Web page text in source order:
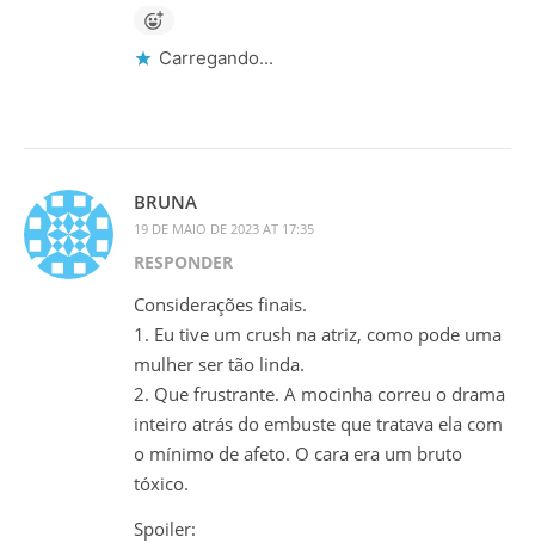
Carregando...
BRUNA
19 DE MAIO DE 2023 AT 17:35
RESPONDER
Considerações finais.
1. Eu tive um crush na atriz, como pode uma
mulher ser tão linda.
2. Que frustrante. A mocinha correu o drama
inteiro atrás do embuste que tratava ela com
o mínimo de afeto. O cara era um bruto
tóxico.
Spoiler: